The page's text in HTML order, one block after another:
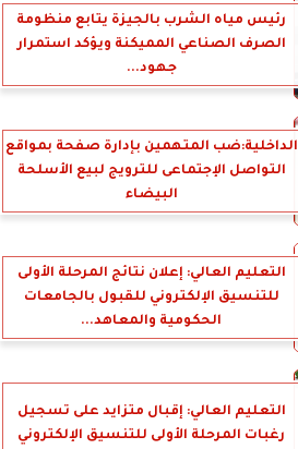
رئيس مياه الشرب بالجيزة يتابع منظومة
الصرف الصناعي المميكنة ويؤكد استمرار
جهود...
الداخلية:ضب المتهمين بإدارة صفحة بمواقع
التواصل الإجتماعى للترويج لبيع الأسلحة
البيضاء
التعليم العالي: إعلان نتائج المرحلة الأولى
للتنسيق الإلكتروني للقبول بالجامعات
الحكومية والمعاهد...
التعليم العالي: إقبال متزايد على تسجيل
رغبات المرحلة الأولى للتنسيق الإلكتروني